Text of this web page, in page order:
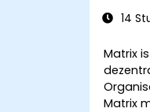
14
Matrix
Matrix